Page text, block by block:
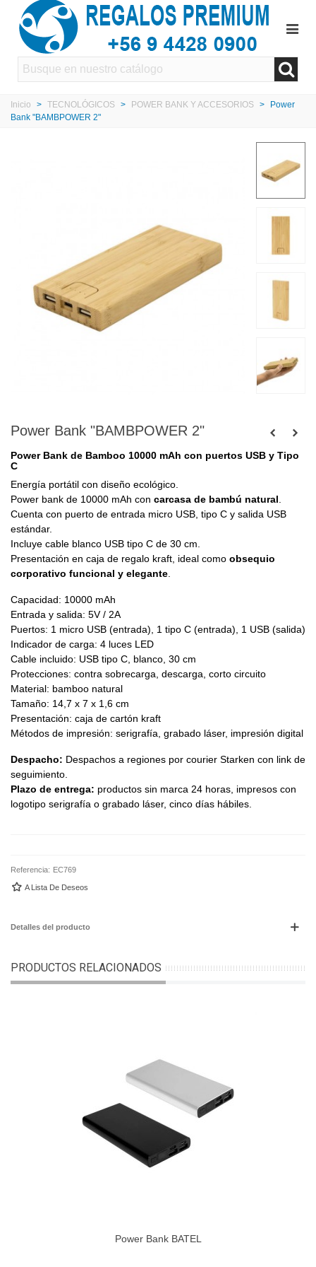
Inicio > TECNOLÓGICOS > POWER BANK Y ACCESORIOS >
Power
Bank "BAMBPOWER 2"
Power Bank "BAMBPOWER 2"
Power Bank de Bamboo 10000 mAh con puertos USB y Tipo
C
Energía portátil con diseño ecológico.
Power bank de 10000 mAh con carcasa de bambú natural
Cuenta con puerto de entrada micro USB, tipo C y salida USB
estándar.
Incluye cable blanco USB tipo C de 30 cm.
Presentación en caja de regalo kraft, ideal como obsequio
corporativo funcional y elegante
Capacidad: 10000 mAh
Entrada y salida: 5V / 2A
Puertos: 1 micro USB (entrada), 1 tipo C (entrada), 1 USB (salida)
Indicador de carga: 4 luces LED
Cable incluido: USB tipo C, blanco, 30 cm
Protecciones: contra sobrecarga, descarga, corto circuito
Material: bamboo natural
Tamaño: 14,7 x 7 x 1,6 cm
Presentación: caja de cartón kraft
Métodos de impresión: serigrafía, grabado láser, impresión digital
Despacho: Despachos a regiones por courier Starken con link de
seguimiento.
Plazo de entrega: productos sin marca 24 horas, impresos con
logotipo serigrafía o grabado láser, cinco días hábiles.
Referencia: EC769
A Lista De Deseos
Detalles del producto
PRODUCTOS RELACIONADOS
Power Bank BATEL